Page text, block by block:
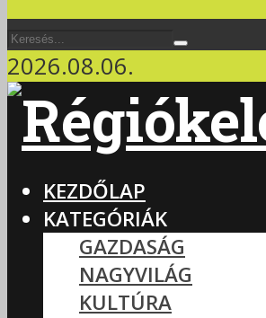
2026.08.06.
KEZDŐLAP
KATEGÓRIÁK
GAZDASÁG
NAGYVILÁG
KULTÚRA